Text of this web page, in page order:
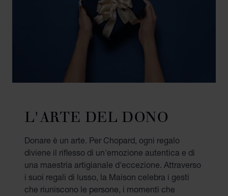
L'ARTE DEL DONO
Donare è un arte. Per Chopard, ogni regalo
diviene il riflesso di un'emozione autentica e di
una maestria artigianale d'eccezione. Attraverso
i suoi regali di lusso, la Maison celebra i gesti
che riuniscono le persone, i momenti che